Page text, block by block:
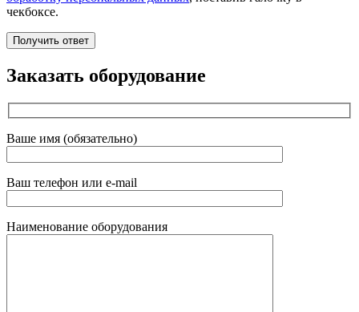
чекбоксе.
Заказать оборудование
Ваше имя (обязательно)
Ваш телефон или e-mail
Наименование оборудования